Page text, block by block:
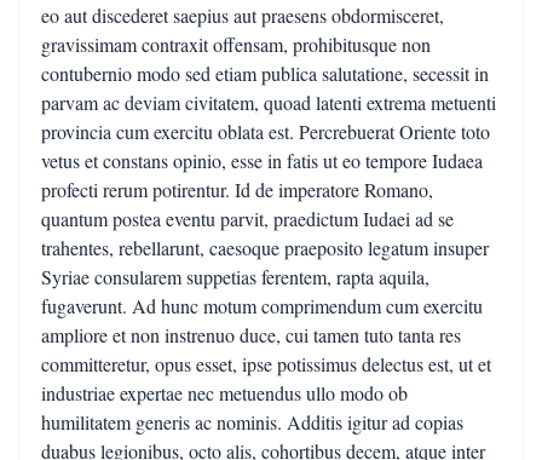
eo aut discederet saepius aut praesens obdormisceret,
gravissimam contraxit offensam, prohibitusque non
contubernio modo sed etiam publica salutatione, secessit in
parvam ac deviam civitatem, quoad latenti extrema metuenti
provincia cum exercitu oblata est. Percrebuerat Oriente toto
vetus et constans opinio, esse in fatis ut eo tempore Iudaea
profecti rerum potirentur. Id de imperatore Romano,
quantum postea eventu parvit, praedictum Iudaei ad se
trahentes, rebellarunt, caesoque praeposito legatum insuper
Syriae consularem suppetias ferentem, rapta aquila,
fugaverunt. Ad hunc motum comprimendum cum exercitu
ampliore et non instrenuo duce, cui tamen tuto tanta res
committeretur, opus esset, ipse potissimus delectus est, ut et
industriae expertae nec metuendus ullo modo ob
humilitatem generis ac nominis. Additis igitur ad copias
duabus legionibus, octo alis, cohortibus decem, atque inter